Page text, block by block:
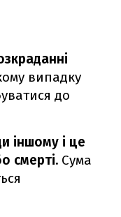
випадку
до
іншому і це
смерті. Сума